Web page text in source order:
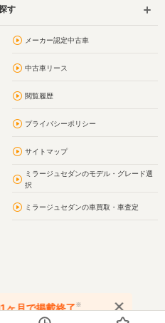
す
メーカー認定中古車
中古車リース
閲覧履歴
プライバシーポリシー
サイトマップ
ミラージュセダンのモデル・グレード選
択
ミラージュセダンの車買取・車査定
ヶ月で掲載終了※
い合わせください